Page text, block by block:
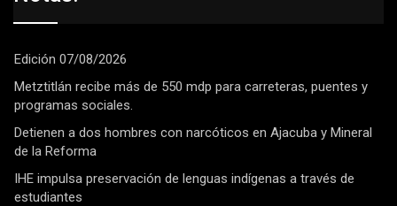
Edición 07/08/2026
Metztitlán recibe más de 550 mdp para carreteras, puentes y
programas sociales.
Detienen a dos hombres con narcóticos en Ajacuba y Mineral
de la Reforma
IHE impulsa preservación de lenguas indígenas a través de
estudiantes